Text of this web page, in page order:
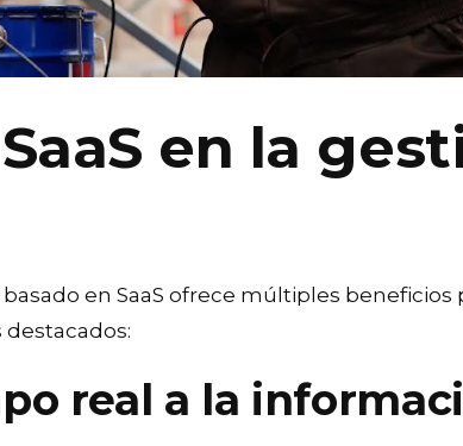
en la
en SaaS ofrece múltiples beneficios
real a la